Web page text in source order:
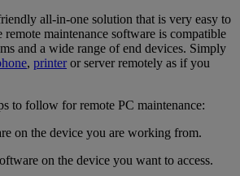
all-in-one solution that is very easy to
maintenance software is compatible
and a wide range of end devices. Simply
, printeror server remotely as if you
to follow for remote PC maintenance:
on the device you are working from.
on the device you want to access.